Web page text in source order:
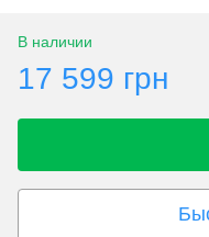
В наличии
17 599 грн